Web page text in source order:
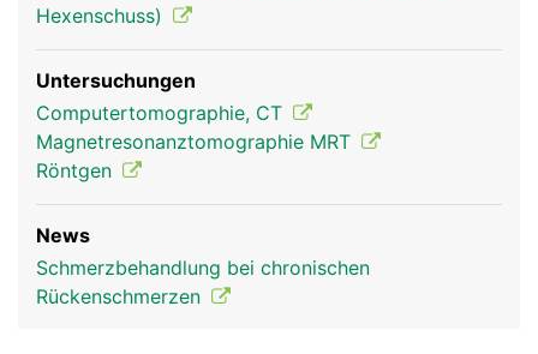
Hexenschuss)
Untersuchungen
Computertomographie, CT
Magnetresonanztomographie MRT
Röntgen
News
Schmerzbehandlung bei chronischen
Rückenschmerzen